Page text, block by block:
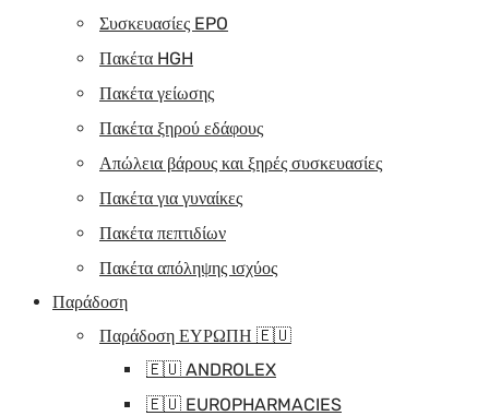
Συσκευασίες EPO
Πακέτα HGH
Πακέτα γείωσης
Πακέτα ξηρού εδάφους
Απώλεια βάρους και ξηρές συσκευασίες
Πακέτα για γυναίκες
Πακέτα πεπτιδίων
Πακέτα απόληψης ισχύος
Παράδοση
Παράδοση ΕΥΡΩΠΗ 🇪🇺
🇪🇺 ANDROLEX
🇪🇺 EUROPHARMACIES